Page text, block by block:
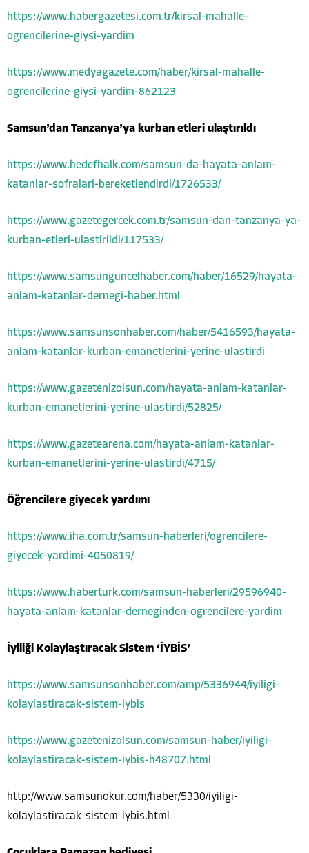
https://www.habergazetesi.com.tr/kirsal-mahalle-
ogrencilerine-giysi-yardim
https://www.medyagazete.com/haber/kirsal-mahalle-
ogrencilerine-giysi-yardim-862123
Samsun’dan Tanzanya’ya kurban etleri ulaştırıldı
https://www.hedefhalk.com/samsun-da-hayata-anlam-
katanlar-sofralari-bereketlendirdi/1726533/
https://www.gazetegercek.com.tr/samsun-dan-tanzanya-ya-
kurban-etleri-ulastirildi/117533/
https://www.samsunguncelhaber.com/haber/16529/hayata-
anlam-katanlar-dernegi-haber.html
https://www.samsunsonhaber.com/haber/5416593/hayata-
anlam-katanlar-kurban-emanetlerini-yerine-ulastirdi
https://www.gazetenizolsun.com/hayata-anlam-katanlar-
kurban-emanetlerini-yerine-ulastirdi/52825/
https://www.gazetearena.com/hayata-anlam-katanlar-
kurban-emanetlerini-yerine-ulastirdi/4715/
Öğrencilere giyecek yardımı
https://www.iha.com.tr/samsun-haberleri/ogrencilere-
giyecek-yardimi-4050819/
https://www.haberturk.com/samsun-haberleri/29596940-
hayata-anlam-katanlar-derneginden-ogrencilere-yardim
İyiliği Kolaylaştıracak Sistem ‘İYBİS’
https://www.samsunsonhaber.com/amp/5336944/iyiligi-
kolaylastiracak-sistem-iybis
https://www.gazetenizolsun.com/samsun-haber/iyiligi-
kolaylastiracak-sistem-iybis-h48707.html
http://www.samsunokur.com/haber/5330/iyiligi-
kolaylastiracak-sistem-iybis.html